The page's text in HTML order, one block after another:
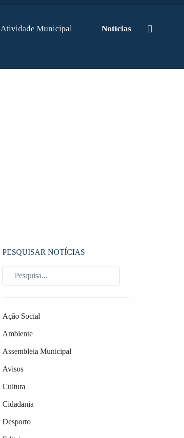
Atividade Municipal Notícias
PESQUISAR NOTÍCIAS
Ação Social
Ambiente
Assembleia Municipal
Avisos
Cultura
Cidadania
Desporto